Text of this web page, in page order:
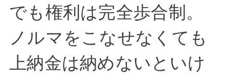
でも権利は完全歩合制。
ノルマをこなせなくても
上納金は納めないといけ